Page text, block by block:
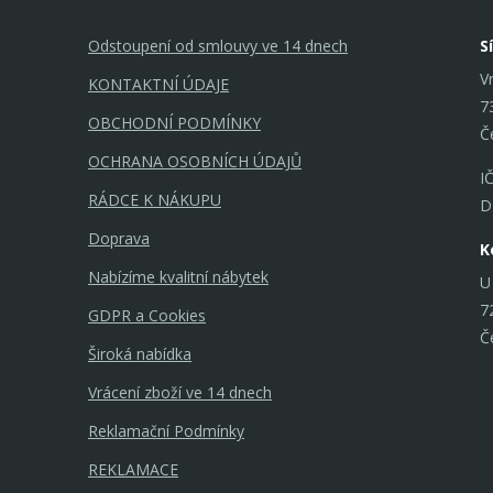
Odstoupení od smlouvy ve 14 dnech
KONTAKTNÍ ÚDAJE
OBCHODNÍ PODMÍNKY
OCHRANA OSOBNÍCH ÚDAJŮ
RÁDCE K NÁKUPU
Doprava
Nabízíme kvalitní nábytek
GDPR a Cookies
Široká nabídka
Vrácení zboží ve 14 dnech
Reklamační Podmínky
REKLAMACE